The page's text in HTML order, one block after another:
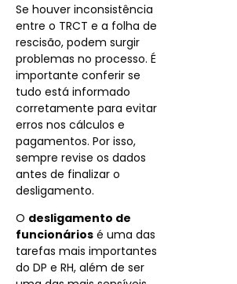
Se houver inconsistência
entre o TRCT e a folha de
rescisão, podem surgir
problemas no processo. É
importante conferir se
tudo está informado
corretamente para evitar
erros nos cálculos e
pagamentos. Por isso,
sempre revise os dados
antes de finalizar o
desligamento.
O desligamento de
funcionários é uma das
tarefas mais importantes
do DP e RH, além de ser